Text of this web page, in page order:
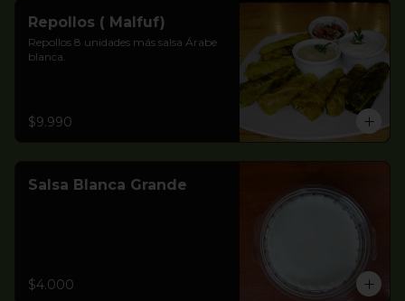
Repollos ( Malfuf)
Repollos 8 unidades más salsa Árabe
blanca.
$9.990
Salsa Blanca Grande
$4.000